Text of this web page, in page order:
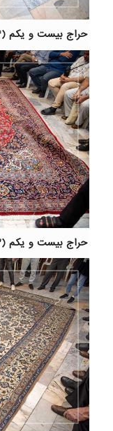
حراج بیست و یکم (۱۴)
حراج بیست و یکم (۱۳)